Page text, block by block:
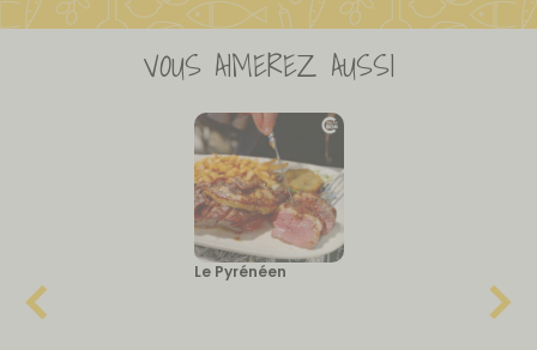
VOUS AIMEREZ AUSSI
Le Pyrénéen